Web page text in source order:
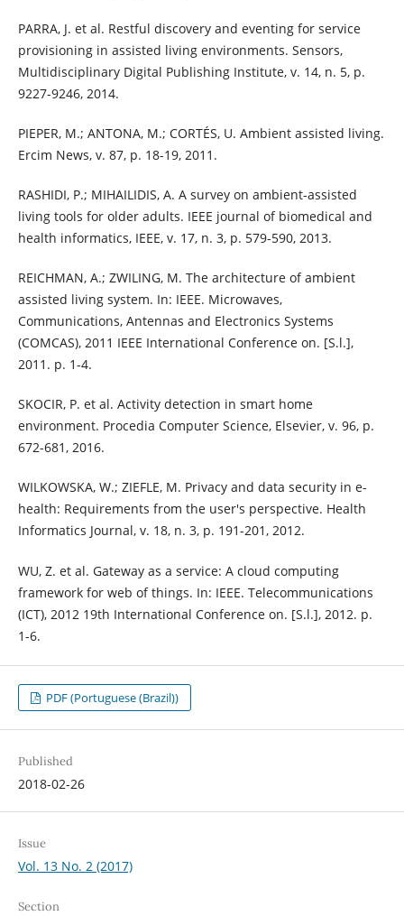
PARRA, J. et al. Restful discovery and eventing for service
provisioning in assisted living environments. Sensors,
Multidisciplinary Digital Publishing Institute, v. 14, n. 5, p.
9227-9246, 2014.
PIEPER, M.; ANTONA, M.; CORTÉS, U. Ambient assisted living.
Ercim News, v. 87, p. 18-19, 2011.
RASHIDI, P.; MIHAILIDIS, A. A survey on ambient-assisted
living tools for older adults. IEEE journal of biomedical and
health informatics, IEEE, v. 17, n. 3, p. 579-590, 2013.
REICHMAN, A.; ZWILING, M. The architecture of ambient
assisted living system. In: IEEE. Microwaves,
Communications, Antennas and Electronics Systems
(COMCAS), 2011 IEEE International Conference on. [S.l.],
2011. p. 1-4.
SKOCIR, P. et al. Activity detection in smart home
environment. Procedia Computer Science, Elsevier, v. 96, p.
672-681, 2016.
WILKOWSKA, W.; ZIEFLE, M. Privacy and data security in e-
health: Requirements from the user's perspective. Health
Informatics Journal, v. 18, n. 3, p. 191-201, 2012.
WU, Z. et al. Gateway as a service: A cloud computing
framework for web of things. In: IEEE. Telecommunications
(ICT), 2012 19th International Conference on. [S.l.], 2012. p.
1-6.
PDF (Portuguese (Brazil))
Published
2018-02-26
Issue
Vol. 13 No. 2 (2017)
Section